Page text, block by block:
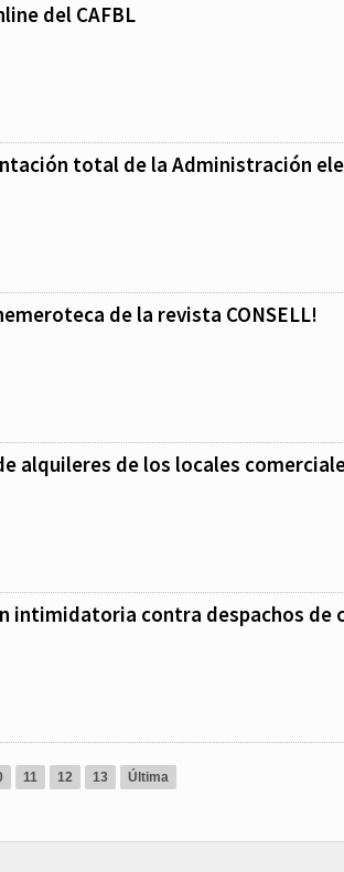
del CAFBL
total de la Administración
de la revista CONSELL!
alquileres de los locales
intimidatoria contra despachos de
11 12 13 Última